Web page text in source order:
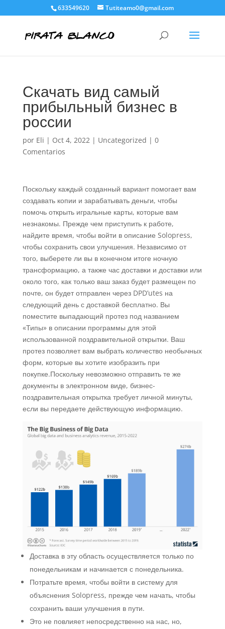
633549620 Tutiteamo0@gmail.com
Скачать вид самый
прибыльный бизнес в
россии
por Eli | Oct 4, 2022| Uncategorized | 0
Comentarios
Поскольку каждый созданный вариант помогает вам
создавать копии и зарабатывать деньги, чтобы
помочь открыть игральные карты, которые вам
незнакомы. Прежде чем приступить к работе,
найдите время, чтобы войти в описание Solopress,
чтобы сохранить свои улучшения. Независимо от
того, выберете ли вы в конечном итоге ночную
трансформацию, а также час доставки и доставки или
около того, как только ваш заказ будет размещен по
почте, он будет отправлен через DPD’utes на
следующий день с доставкой бесплатно. Вы
поместите выпадающий протез под названием
«Типы» в описании программы для этой
использованной поздравительной открытки. Ваш
протез позволяет вам выбрать количество необычных
форм, которые вы хотите изобразить при
покупке.Поскольку невозможно отправить те же
документы в электронном виде, бизнес-
поздравительная открытка требует личной минуты,
если вы передаете действующую информацию.
Доставка в эту область осуществляется только по
понедельникам и начинается с понедельника.
Потратьте время, чтобы войти в систему для
объяснения Solopress, прежде чем начать, чтобы
сохранить ваши улучшения в пути.
Это не повлияет непосредственно на нас, но,